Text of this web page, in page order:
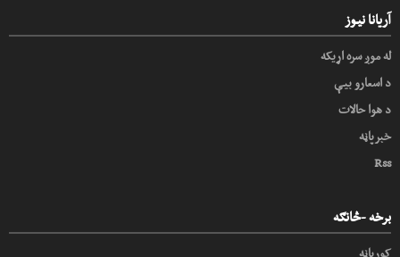
آریانا نیوز
له موږ سره اړیکه
د اسعارو بیې
د هوا حالات
خبرپاڼه
Rss
برخه -څانګه
کورپاڼه